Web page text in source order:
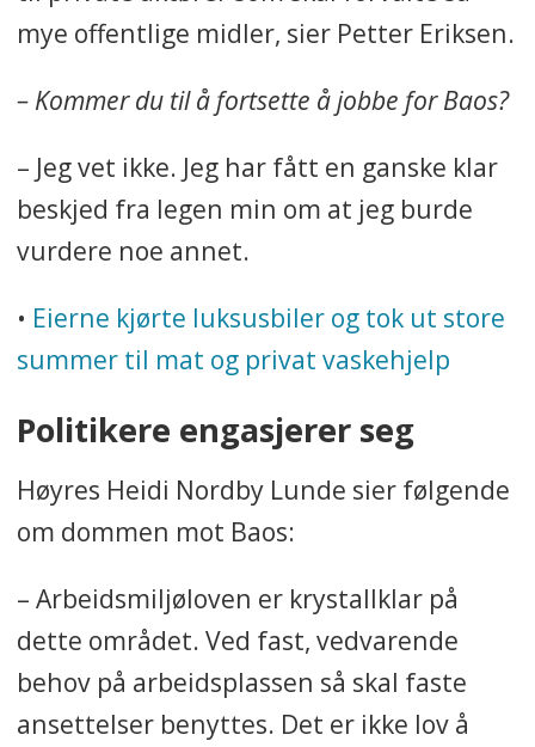
mye offentlige midler, sier Petter Eriksen.
– Kommer du til å fortsette å jobbe for Baos?
– Jeg vet ikke. Jeg har fått en ganske klar
beskjed fra legen min om at jeg burde
vurdere noe annet.
• Eierne kjørte luksusbiler og tok ut store
summer til mat og privat vaskehjelp
Politikere engasjerer seg
Høyres Heidi Nordby Lunde sier følgende
om dommen mot Baos:
– Arbeidsmiljøloven er krystallklar på
dette området. Ved fast, vedvarende
behov på arbeidsplassen så skal faste
ansettelser benyttes. Det er ikke lov å